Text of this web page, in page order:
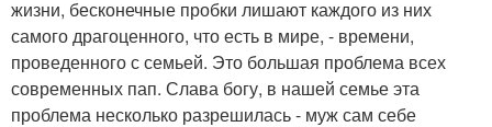
жизни, бесконечные пробки лишают каждого из них
самого драгоценного, что есть в мире, - времени,
проведенного с семьей. Это большая проблема всех
современных пап. Слава богу, в нашей семье эта
проблема несколько разрешилась - муж сам себе